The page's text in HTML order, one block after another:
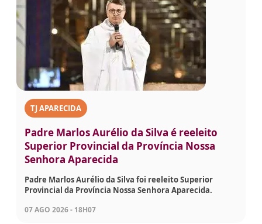
TJ APARECIDA
Padre Marlos Aurélio da Silva é reeleito
Superior Provincial da Província Nossa
Senhora Aparecida
Padre Marlos Aurélio da Silva foi reeleito Superior
Provincial da Província Nossa Senhora Aparecida.
07 AGO 2026 - 18H07